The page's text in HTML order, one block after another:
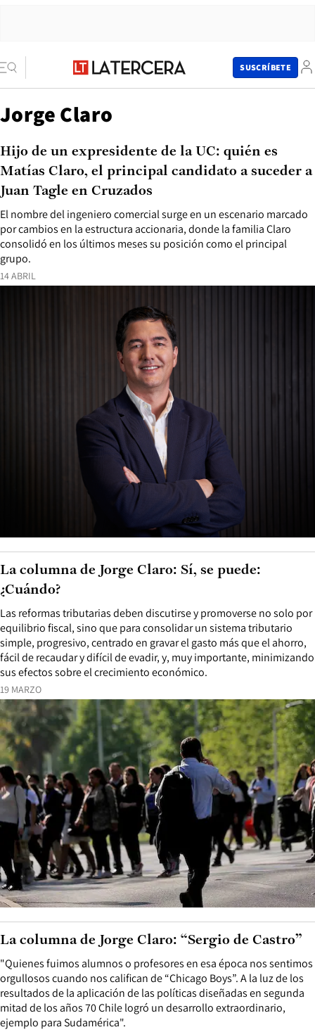
SUSCRÍBETE
Jorge Claro
14 ABRIL
El nombre del ingeniero comercial surge en un escenario marcado
por cambios en la estructura accionaria, donde la familia Claro
consolidó en los últimos meses su posición como el principal
grupo.
Hijo de un expresidente de la UC: quién es
Matías Claro, el principal candidato a suceder a
Juan Tagle en Cruzados
19 MARZO
Las reformas tributarias deben discutirse y promoverse no solo por
equilibrio fiscal, sino que para consolidar un sistema tributario
simple, progresivo, centrado en gravar el gasto más que el ahorro,
fácil de recaudar y difícil de evadir, y, muy importante, minimizando
sus efectos sobre el crecimiento económico.
La columna de Jorge Claro: Sí, se puede:
¿Cuándo?
"Quienes fuimos alumnos o profesores en esa época nos sentimos
orgullosos cuando nos califican de “Chicago Boys”. A la luz de los
resultados de la aplicación de las políticas diseñadas en segunda
mitad de los años 70 Chile logró un desarrollo extraordinario,
ejemplo para Sudamérica".
La columna de Jorge Claro: “Sergio de Castro”